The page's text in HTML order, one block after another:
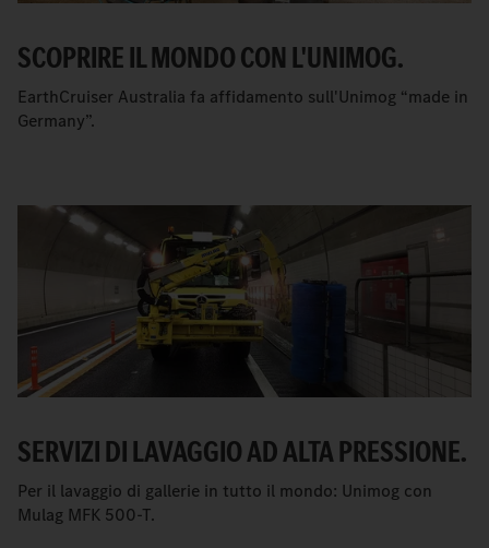
SCOPRIRE IL MONDO CON L'UNIMOG.
EarthCruiser Australia fa affidamento sull'Unimog “made in
Germany”.
SERVIZI DI LAVAGGIO AD ALTA PRESSIONE.
Per il lavaggio di gallerie in tutto il mondo: Unimog con
Mulag MFK 500-T.